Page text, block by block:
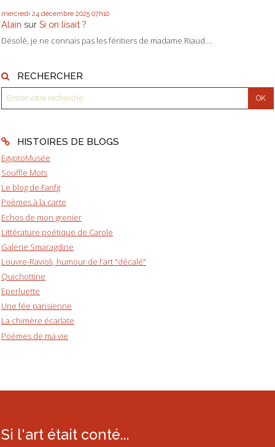
mercredi 24 décembre 2025 07h10
Alain sur Si on lisait ?
Désolé, je ne connais pas les féritiers de madame Riaud....
RECHERCHER
HISTOIRES DE BLOGS
EgyptoMusée
Souffle Mots
Le blog de Fanfg
Poèmes à la carte
Echos de mon grenier
Littérature poétique de Carole
Galerie Smaragdine
Louvre-Ravioli, humour de l'art "décalé"
Quichottine
Eperluette
Une fée parisienne
La chimère écarlate
Poèmes de ma vie
Si l'art était conté...